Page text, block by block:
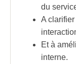
du
A
Et à
interne.